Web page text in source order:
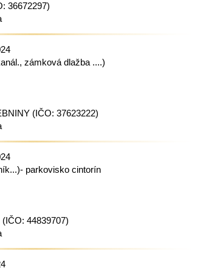
36672297)
zámková dlažba ....)
(IČO: 37623222)
parkovisko cintorín
(IČO: 44839707)